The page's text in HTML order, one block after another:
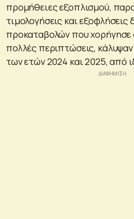
προμήθειες εξοπλισμού,
τιμολογήσεις και
προκαταβολών που χορήγησε
πολλές περιπτώσεις,
των ετών 2024 και 2025, από